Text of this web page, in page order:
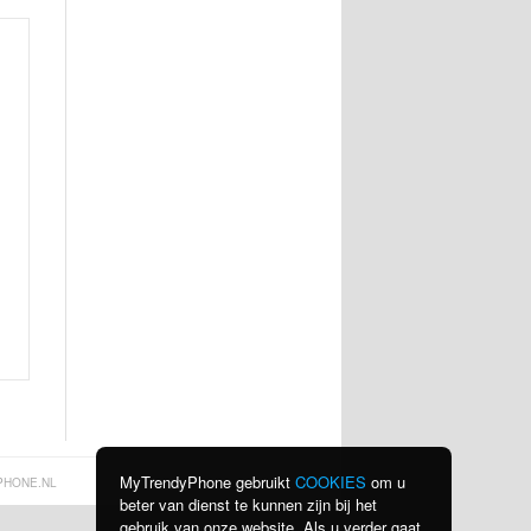
MyTrendyPhone gebruikt COOKIES om u
beter van dienst te kunnen zijn bij het